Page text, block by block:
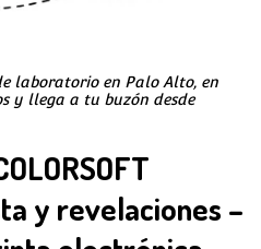
laboratorio en Palo Alto, en
y llega a tu buzón desde
y revelaciones –